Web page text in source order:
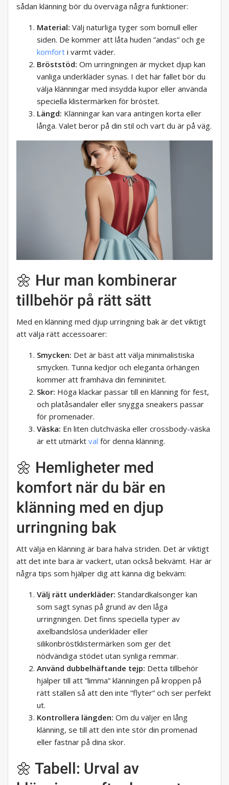
sådan klänning bör du överväga några funktioner:
Material: Välj naturliga tyger som bomull eller
siden. De kommer att låta huden ”andas” och ge
komfort i varmt väder.
Bröststöd: Om urringningen är mycket djup kan
vanliga underkläder synas. I det här fallet bör du
välja klänningar med insydda kupor eller använda
speciella klistermärken för bröstet.
Längd: Klänningar kan vara antingen korta eller
långa. Valet beror på din stil och vart du är på väg.
🌼 Hur man kombinerar
tillbehör på rätt sätt
Med en klänning med djup urringning bak är det viktigt
att välja rätt accessoarer:
Smycken: Det är bäst att välja minimalistiska
smycken. Tunna kedjor och eleganta örhängen
kommer att framhäva din femininitet.
Skor: Höga klackar passar till en klänning för fest,
och platåsandaler eller snygga sneakers passar
för promenader.
Väska: En liten clutchväska eller crossbody-väska
är ett utmärkt val för denna klänning.
🌼 Hemligheter med
komfort när du bär en
klänning med en djup
urringning bak
Att välja en klänning är bara halva striden. Det är viktigt
att det inte bara är vackert, utan också bekvämt. Här är
några tips som hjälper dig att känna dig bekväm:
Välj rätt underkläder: Standardkalsonger kan
som sagt synas på grund av den låga
urringningen. Det finns speciella typer av
axelbandslösa underkläder eller
silikonbröstklistermärken som ger det
nödvändiga stödet utan synliga remmar.
Använd dubbelhäftande tejp: Detta tillbehör
hjälper till att ”limma” klänningen på kroppen på
rätt ställen så att den inte ”flyter” och ser perfekt
ut.
Kontrollera längden: Om du väljer en lång
klänning, se till att den inte stör din promenad
eller fastnar på dina skor.
🌼 Tabell: Urval av